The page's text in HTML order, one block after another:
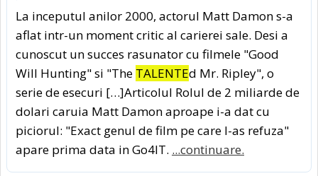
La inceputul anilor 2000, actorul Matt Damon s-a
aflat intr-un moment critic al carierei sale. Desi a
cunoscut un succes rasunator cu filmele "Good
Will Hunting" si "The TALENTEd Mr. Ripley", o
serie de esecuri […]Articolul Rolul de 2 miliarde de
dolari caruia Matt Damon aproape i-a dat cu
piciorul: "Exact genul de film pe care l-as refuza"
apare prima data in Go4IT. ...continuare.